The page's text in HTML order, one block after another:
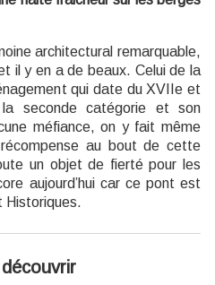
architectural remarquable,
il y en a de beaux. Celui de la
qui date du XVIIe et
seconde catégorie et son
méfiance, on y fait même
au bout de cette
un objet de fierté pour les
aujourd’hui car ce pont est
Historiques.